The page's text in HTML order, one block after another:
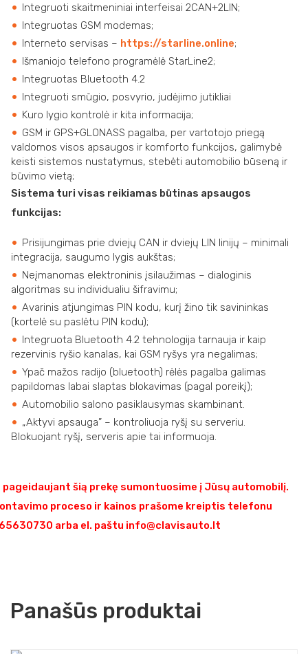
Integruoti skaitmeniniai interfeisai 2CAN+2LIN;
Integruotas GSM modemas;
Interneto servisas – https://starline.online;
Išmaniojo telefono programėlė StarLine2;
Integruotas Bluetooth 4.2
Integruoti smūgio, posvyrio, judėjimo jutikliai
Kuro lygio kontrolė ir kita informacija;
GSM ir GPS+GLONASS pagalba, per vartotojo priegą
valdomos visos apsaugos ir komforto funkcijos, galimybė
keisti sistemos nustatymus, stebėti automobilio būseną ir
būvimo vietą;
Sistema turi visas reikiamas būtinas apsaugos
funkcijas:
Prisijungimas prie dviejų CAN ir dviejų LIN linijų – minimali
integracija, saugumo lygis aukštas;
Neįmanomas elektroninis įsilaužimas – dialoginis
algoritmas su individualiu šifravimu;
Avarinis atjungimas PIN kodu, kurį žino tik savininkas
(kortelė su paslėtu PIN kodu);
Integruota Bluetooth 4.2 tehnologija tarnauja ir kaip
rezervinis ryšio kanalas, kai GSM ryšys yra negalimas;
Ypač mažos radijo (bluetooth) rėlės pagalba galimas
papildomas labai slaptas blokavimas (pagal poreikį);
Automobilio salono pasiklausymas skambinant.
„Aktyvi apsauga” – kontroliuoja ryšį su serveriu.
Blokuojant ryšį, serveris apie tai informuoja.
pageidaujant šią prekę sumontuosime į Jūsų automobilį.
proceso ir kainos prašome kreiptis telefonu
arba el. paštu info@clavisauto.lt
Panašūs produktai